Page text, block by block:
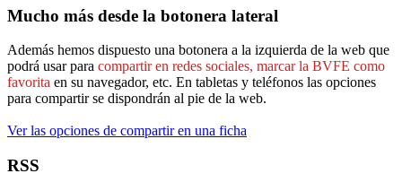
Mucho más desde la botonera lateral
Además hemos dispuesto una botonera a la izquierda de la web que
podrá usar para compartir en redes sociales, marcar la BVFE como
favorita en su navegador, etc. En tabletas y teléfonos las opciones
para compartir se dispondrán al pie de la web.
Ver las opciones de compartir en una ficha
RSS